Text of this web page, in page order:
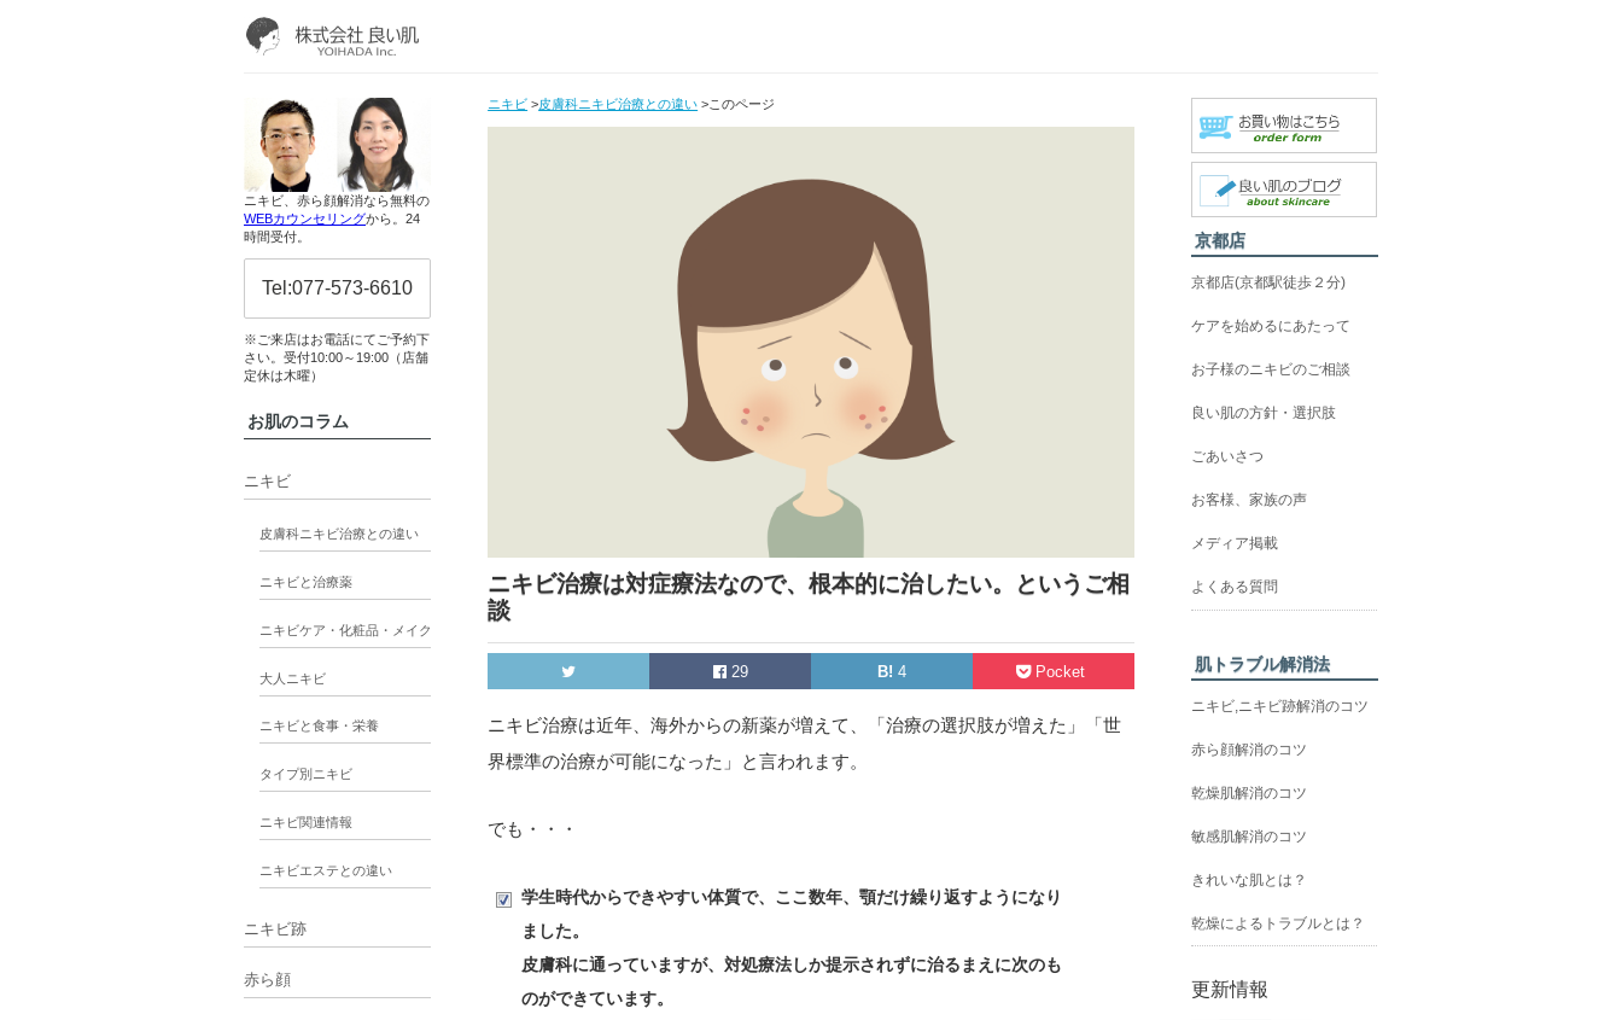
ニキビ >皮膚科ニキビ治療との違い >このページ
ニキビ治療は対症療法なので、根本的に治したい。というご相
談
29 B! 4 Pocket
ニキビ治療は近年、海外からの新薬が増えて、「治療の選択肢が増えた」「世
界標準の治療が可能になった」と言われます。
でも・・・
学生時代からできやすい体質で、ここ数年、顎だけ繰り返すようになり
ました。
皮膚科に通っていますが、対処療法しか提示されずに治るまえに次のも
のができています。
ニキビ、赤ら顔解消なら無料の
WEBカウンセリングから。24
時間受付。
Tel:077-573-6610
※ご来店はお電話にてご予約下
さい。受付10:00～19:00（店舗
定休は木曜）
お肌のコラム
ニキビ
皮膚科ニキビ治療との違い
ニキビと治療薬
ニキビケア・化粧品・メイク
大人ニキビ
ニキビと食事・栄養
タイプ別ニキビ
ニキビ関連情報
ニキビエステとの違い
ニキビ跡
赤ら顔
京都店
京都店(京都駅徒歩２分)
ケアを始めるにあたって
お子様のニキビのご相談
良い肌の方針・選択肢
ごあいさつ
お客様、家族の声
メディア掲載
よくある質問
肌トラブル解消法
ニキビ,ニキビ跡解消のコツ
赤ら顔解消のコツ
乾燥肌解消のコツ
敏感肌解消のコツ
きれいな肌とは？
乾燥によるトラブルとは？
更新情報